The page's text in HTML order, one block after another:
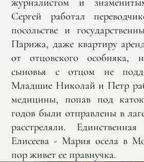
Сергей работал
посольстве и
Парижа, даже квартиру
от отцовского особняка,
сыновья с отцом не
Младшие Николай и Петр
медицины, попав под
годов были отправлены в
расстреляли.
Елисеева - Мария осела в
пор живет ее правнучка.